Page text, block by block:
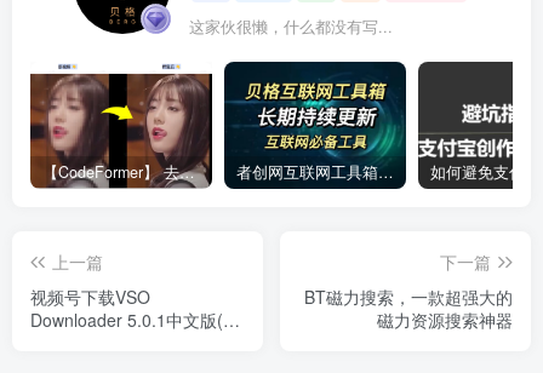
这家伙很懒，什么都没有写...
【CodeFormer】 去马赛克神器 者创网互联网工具箱合集
上一篇
视频号下载VSO
Downloader 5.0.1中文版(可
下一篇
BT磁力搜索，一款超强大的
磁力资源搜索神器